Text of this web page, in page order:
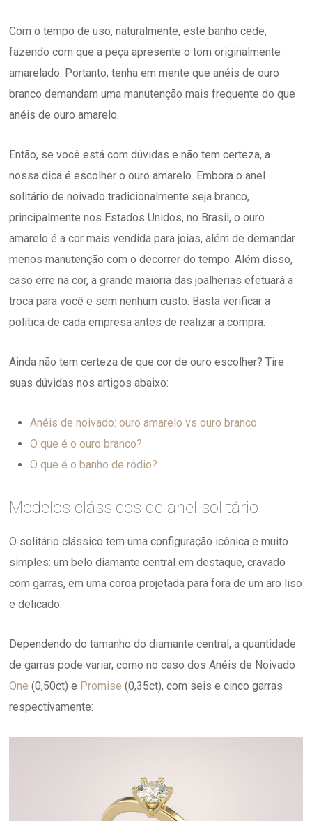
Com o tempo de uso, naturalmente, este banho cede,
fazendo com que a peça apresente o tom originalmente
amarelado. Portanto, tenha em mente que anéis de ouro
branco demandam uma manutenção mais frequente do que
anéis de ouro amarelo.
Então, se você está com dúvidas e não tem certeza, a
nossa dica é escolher o ouro amarelo. Embora o anel
solitário de noivado tradicionalmente seja branco,
principalmente nos Estados Unidos, no Brasil, o ouro
amarelo é a cor mais vendida para joias, além de demandar
menos manutenção com o decorrer do tempo. Além disso,
caso erre na cor, a grande maioria das joalherias efetuará a
troca para você e sem nenhum custo. Basta verificar a
política de cada empresa antes de realizar a compra.
Ainda não tem certeza de que cor de ouro escolher? Tire
suas dúvidas nos artigos abaixo:
Anéis de noivado: ouro amarelo vs ouro branco
O que é o ouro branco?
O que é o banho de ródio?
Modelos clássicos de anel solitário
O solitário clássico tem uma configuração icônica e muito
simples: um belo diamante central em destaque, cravado
com garras, em uma coroa projetada para fora de um aro liso
e delicado.
Dependendo do tamanho do diamante central, a quantidade
de garras pode variar, como no caso dos Anéis de Noivado
One (0,50ct) e Promise (0,35ct), com seis e cinco garras
respectivamente: